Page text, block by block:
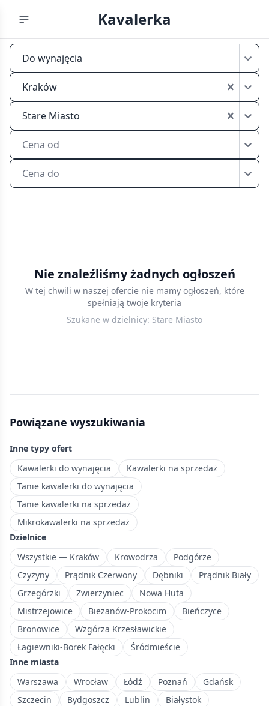
Kavalerka
Mikrokawalerki
wynajęcia
Stare
Do wynajęcia
Kraków
Stare Miasto
Cena od
Cena do
wynajęcia
Krakowie
kompaktowe
idealne
studentów
singli
ceniących
niezależność.
Historyczne
centrum
Poznania
z
zabytkami
i
Starym
Rynkiem.
Nie znaleźliśmy żadnych ogłoszeń
W tej chwili w naszej ofercie nie mamy ogłoszeń, które
spełniają twoje kryteria
Szukane w dzielnicy: Stare Miasto
Powiązane wyszukiwania
Inne typy ofert
Kawalerki do wynajęcia
Kawalerki na sprzedaż
Tanie kawalerki do wynajęcia
Tanie kawalerki na sprzedaż
Mikrokawalerki na sprzedaż
Dzielnice
Wszystkie — Kraków
Krowodrza
Podgórze
Czyżyny
Prądnik Czerwony Dębniki
Prądnik Biały
Grzegórzki
Zwierzyniec
Nowa Huta
Mistrzejowice
Bieżanów-Prokocim
Bieńczyce
Bronowice
Wzgórza Krzesławickie
Łagiewniki-Borek Fałęcki
Śródmieście
Inne miasta
Warszawa
Wrocław Łódź Poznań
Gdańsk
Szczecin
Bydgoszcz Lublin
Białystok